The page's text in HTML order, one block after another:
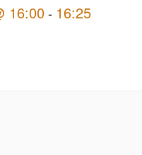
16:00- 16:25